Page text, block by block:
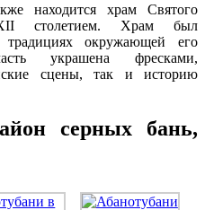
находится храм Святого
столетием. Храм был
окружающей его
украшена фресками,
сцены, так и историю
серных бань,